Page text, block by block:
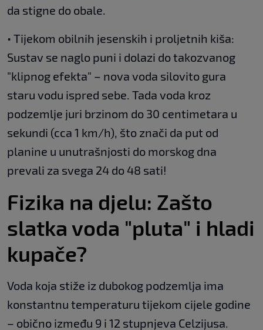
da stigne do obale.
• Tijekom obilnih jesenskih i proljetnih kiša:
Sustav se naglo puni i dolazi do takozvanog
"klipnog efekta" – nova voda silovito gura
staru vodu ispred sebe. Tada voda kroz
podzemlje juri brzinom do 30 centimetara u
sekundi (cca 1 km/h), što znači da put od
planine u unutrašnjosti do morskog dna
prevali za svega 24 do 48 sati!
Fizika na djelu: Zašto
slatka voda "pluta" i hladi
kupače?
Voda koja stiže iz dubokog podzemlja ima
konstantnu temperaturu tijekom cijele godine
– obično između 9 i 12 stupnjeva Celzijusa.